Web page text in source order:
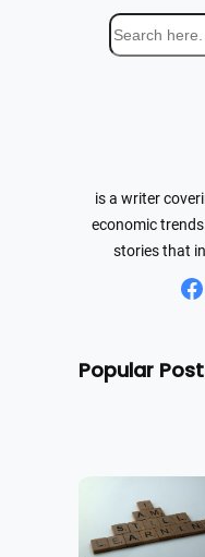
S
e
is a writer
economic
stories that
Facebook
Popular